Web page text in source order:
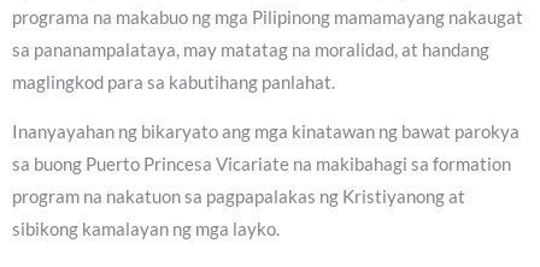
programa na makabuo ng mga Pilipinong mamamayang nakaugat
sa pananampalataya, may matatag na moralidad, at handang
maglingkod para sa kabutihang panlahat.
Inanyayahan ng bikaryato ang mga kinatawan ng bawat parokya
sa buong Puerto Princesa Vicariate na makibahagi sa formation
program na nakatuon sa pagpapalakas ng Kristiyanong at
sibikong kamalayan ng mga layko.